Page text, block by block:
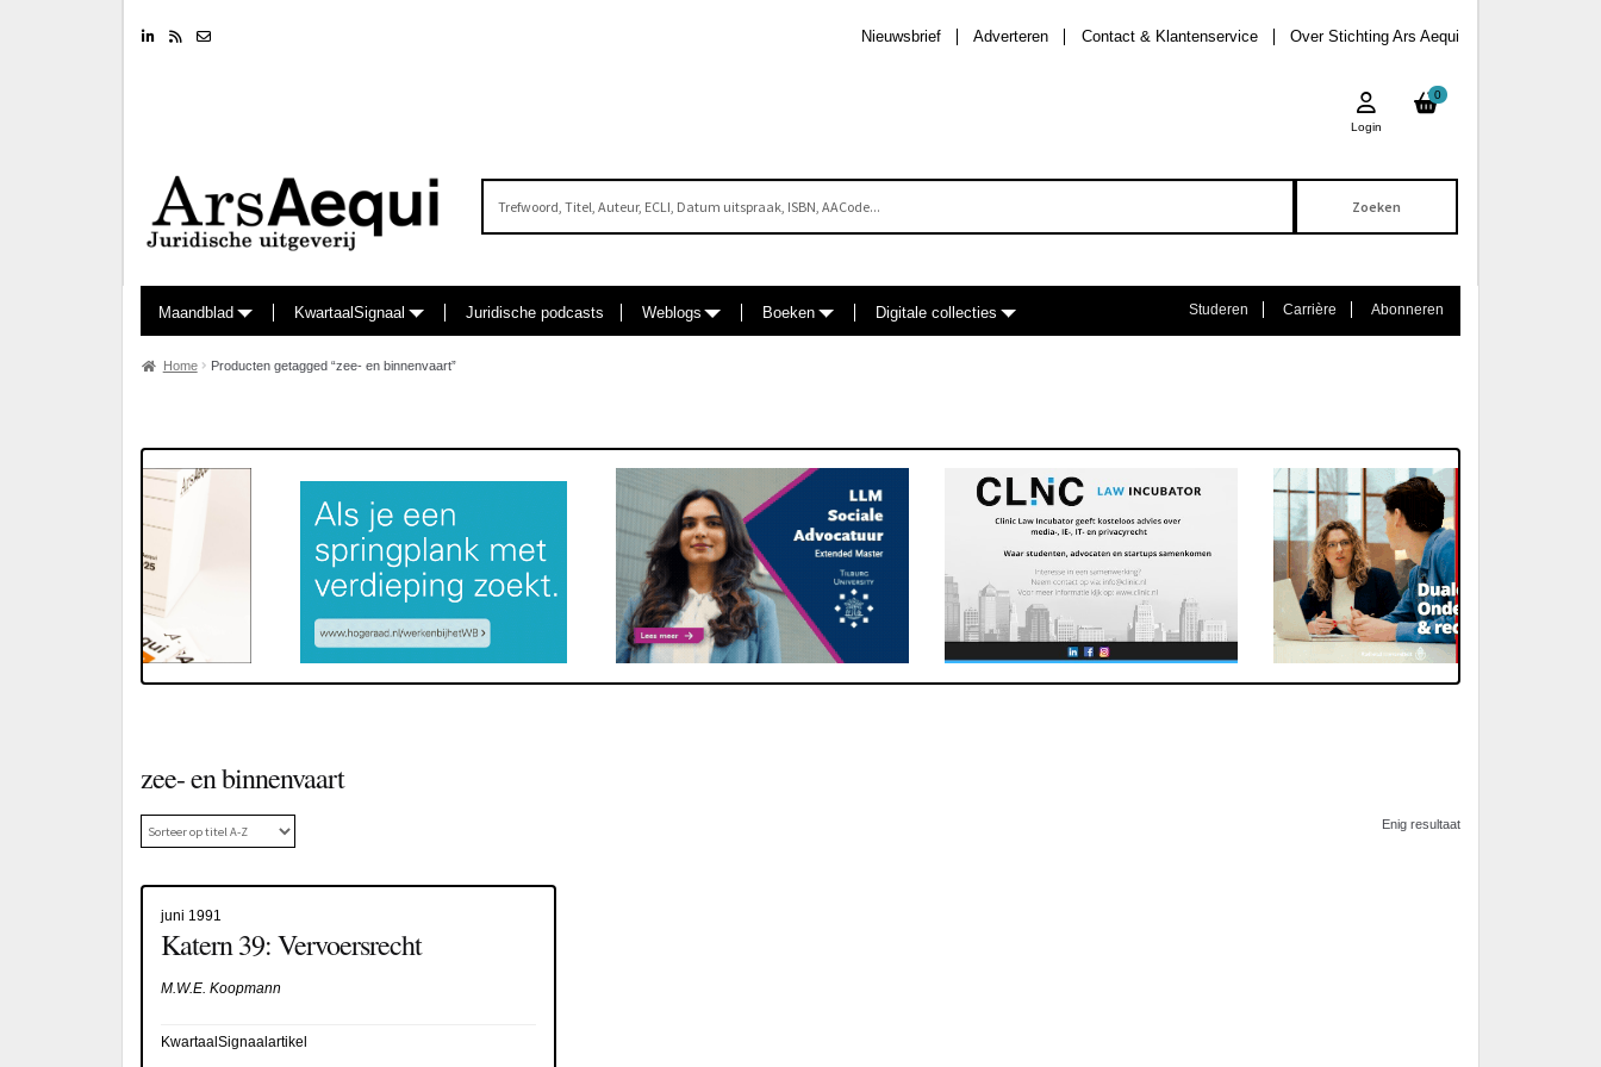
LinkedinRSS feed Over Stichting Ars Aequi
Contact & Klantenservice
Adverteren
Nieuwsbrief
0
Login
Maandblad KwartaalSignaal Juridische podcasts Weblogs Boeken Digitale collecties Studeren Carrière Abonneren
Home Producten getagged “zee- en binnenvaart”
zee- en binnenvaart
Enig resultaat
juni 1991
Katern 39: Vervoersrecht
M.W.E. Koopmann
KwartaalSignaalartikel